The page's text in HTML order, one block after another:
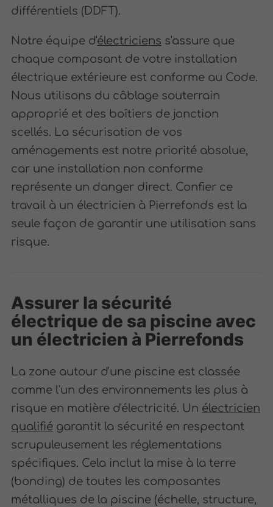
différentiels (DDFT).
Notre équipe d'électriciens s'assure que
chaque composant de votre installation
électrique extérieure est conforme au Code.
Nous utilisons du câblage souterrain
approprié et des boîtiers de jonction
scellés. La sécurisation de vos
aménagements est notre priorité absolue,
car une installation non conforme
représente un danger direct. Confier ce
travail à un électricien à Pierrefonds est la
seule façon de garantir une utilisation sans
risque.
Assurer la sécurité
électrique de sa piscine avec
un électricien à Pierrefonds
La zone autour d'une piscine est classée
comme l'un des environnements les plus à
risque en matière d'électricité. Un électricien
qualifié garantit la sécurité en respectant
scrupuleusement les réglementations
spécifiques. Cela inclut la mise à la terre
(bonding) de toutes les composantes
métalliques de la piscine (échelle, structure,